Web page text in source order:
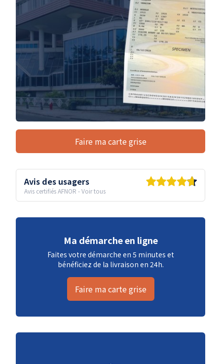
Faire ma carte grise
Avis des usagers
Avis certifiés AFNOR -Voir tous
Ma démarche en ligne
Faites votre démarche en 5 minutes et
bénéficiez de la livraison en 24h.
Faire ma carte grise